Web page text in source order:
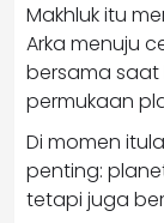
Makhluk itu
Arka menuju
bersama saat
permukaan
Di momen
penting:
tetapi juga